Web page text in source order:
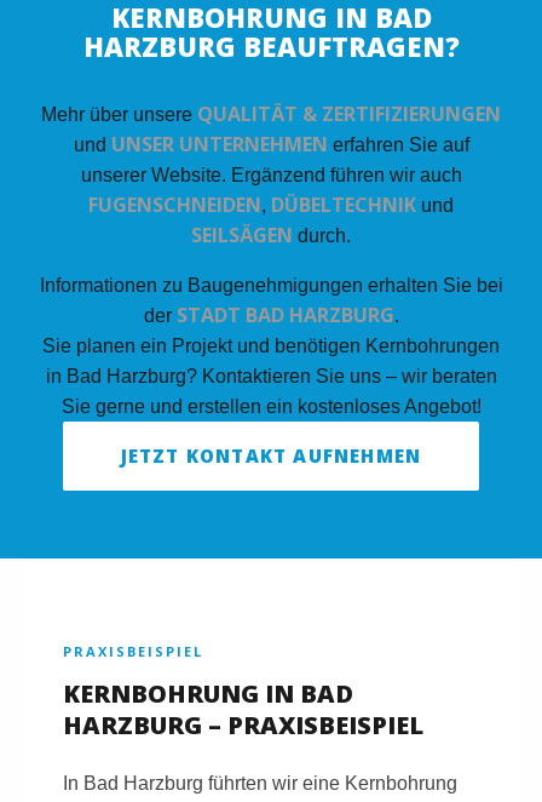
KERNBOHRUNG IN BAD
HARZBURG BEAUFTRAGEN?
Mehr über unsere QUALITÄT & ZERTIFIZIERUNGEN
und UNSER UNTERNEHMEN erfahren Sie auf
unserer Website. Ergänzend führen wir auch
FUGENSCHNEIDEN, DÜBELTECHNIK und
SEILSÄGEN durch.
Informationen zu Baugenehmigungen erhalten Sie bei
der STADT BAD HARZBURG.
Sie planen ein Projekt und benötigen Kernbohrungen
in Bad Harzburg? Kontaktieren Sie uns – wir beraten
Sie gerne und erstellen ein kostenloses Angebot!
JETZT KONTAKT AUFNEHMEN
PRAXISBEISPIEL
KERNBOHRUNG IN BAD
HARZBURG – PRAXISBEISPIEL
In Bad Harzburg führten wir eine Kernbohrung